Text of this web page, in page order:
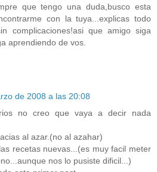
que tengo una duda,busco esta
con la tuya...explicas todo
complicaciones!asi que amigo siga
aprendiendo de vos.
de 2008 a las 20:08
no creo que vaya a decir nada
al azar.(no al azahar)
recetas nuevas...(es muy facil meter
nos lo pusiste dificil...)